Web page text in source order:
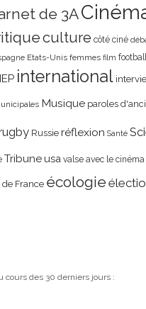
de 3A
culture côté ciné
Etats-Unis femmes film football
IEP international
Musique paroles
Russie réflexion Santé
Tribune usa valse avec le cinéma
de France écologie
cours des 30 derniers jours :